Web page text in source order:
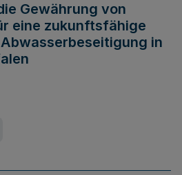
Gewährung von
eine zukunftsfähige
in